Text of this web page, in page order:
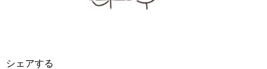
シェアする